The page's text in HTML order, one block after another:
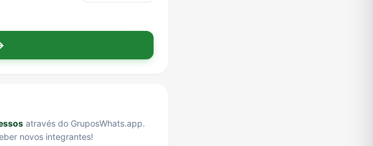
através do GruposWhats.app.
novos integrantes!